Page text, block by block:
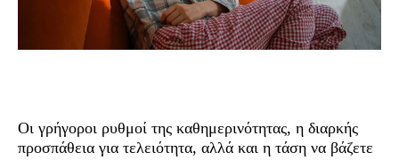
Οι γρήγοροι ρυθμοί της καθημερινότητας, η διαρκής
προσπάθεια για τελειότητα, αλλά και η τάση να βάζετε